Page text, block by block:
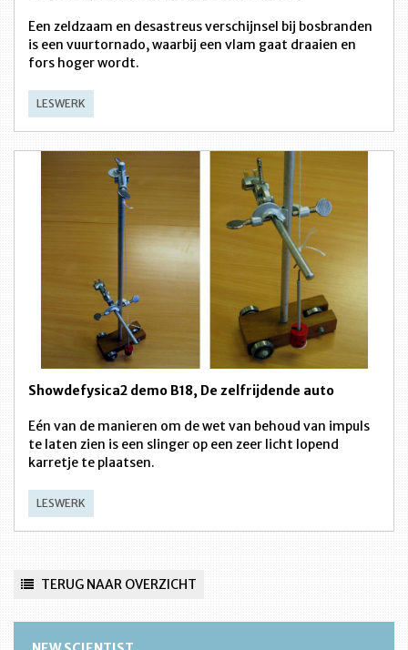
Een zeldzaam en desastreus verschijnsel bij bosbranden
is een vuurtornado, waarbij een vlam gaat draaien en
fors hoger wordt.
LESWERK
Showdefysica2 demo B18, De zelfrijdende auto
Eén van de manieren om de wet van behoud van impuls
te laten zien is een slinger op een zeer licht lopend
karretje te plaatsen.
LESWERK
TERUG NAAR OVERZICHT